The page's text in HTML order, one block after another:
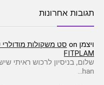
תגובות אחרונות
ויצמן on
FITPLAM
han…